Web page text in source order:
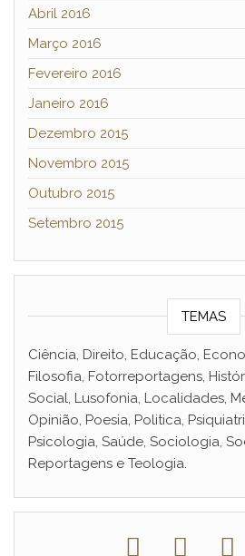
Abril 2016
Março 2016
Fevereiro 2016
Janeiro 2016
Dezembro 2015
Novembro 2015
Outubro 2015
Setembro 2015
TEMAS
Ciência, Direito, Educação,
Filosofia, Fotorreportagens,
Social, Lusofonia, Localidades,
Opinião, Poesia, Politica,
Psicologia, Saúde, Sociologia,
Reportagens e Teologia.